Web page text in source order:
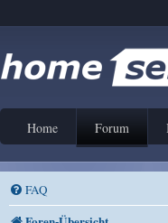
Home Forum
FAQ